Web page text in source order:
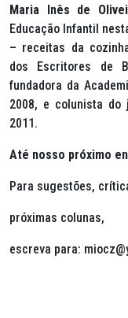
Maria Inês de
Educação Infantil
– receitas da
dos Escritores de
fundadora da
2008, e colunista do
2011.
Até nosso próximo
Para sugestões,
próximas colunas,
escreva para: